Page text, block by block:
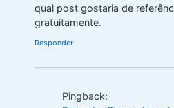
qual post gostaria de
gratuitamente.
Responder
Pingback: